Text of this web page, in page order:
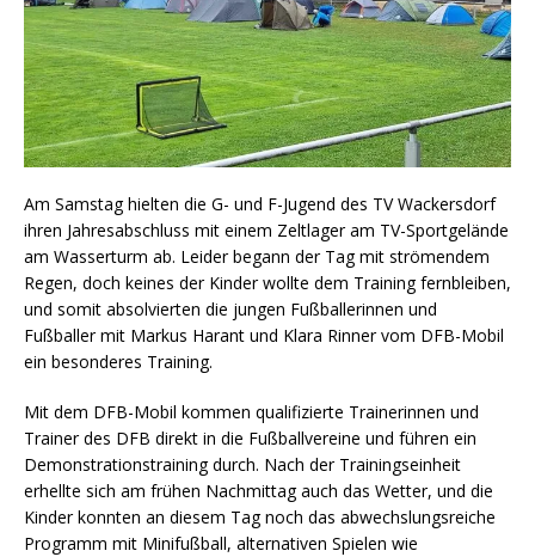
Am Samstag hielten die G- und F-Jugend des TV Wackersdorf
ihren Jahresabschluss mit einem Zeltlager am TV-Sportgelände
am Wasserturm ab. Leider begann der Tag mit strömendem
Regen, doch keines der Kinder wollte dem Training fernbleiben,
und somit absolvierten die jungen Fußballerinnen und
Fußballer mit Markus Harant und Klara Rinner vom DFB-Mobil
ein besonderes Training.
Mit dem DFB-Mobil kommen qualifizierte Trainerinnen und
Trainer des DFB direkt in die Fußballvereine und führen ein
Demonstrationstraining durch. Nach der Trainingseinheit
erhellte sich am frühen Nachmittag auch das Wetter, und die
Kinder konnten an diesem Tag noch das abwechslungsreiche
Programm mit Minifußball, alternativen Spielen wie